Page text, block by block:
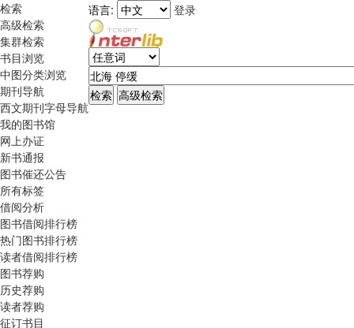
检索
高级检索
集群检索
书目浏览
中图分类浏览
期刊导航
西文期刊字母导航
我的图书馆
网上办证
新书通报
图书催还公告
所有标签
借阅分析
图书借阅排行榜
热门图书排行榜
读者借阅排行榜
图书荐购
历史荐购
读者荐购
征订书目
语言: 登录